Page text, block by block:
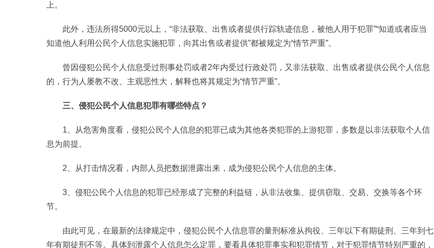
上。
此外，违法所得5000元以上，“非法获取、出售或者提供行踪轨迹信息，被他人用于犯罪”“知道或者应当
知道他人利用公民个人信息实施犯罪，向其出售或者提供”都被规定为“情节严重”。
曾因侵犯公民个人信息受过刑事处罚或者2年内受过行政处罚，又非法获取、出售或者提供公民个人信息
的，行为人屡教不改、主观恶性大，解释也将其规定为“情节严重”。
三、侵犯公民个人信息犯罪有哪些特点？
1、从危害角度看，侵犯公民个人信息的犯罪已成为其他各类犯罪的上游犯罪，多数是以非法获取个人信
息为前提。
2、从打击情况看，内部人员把数据泄露出来，成为侵犯公民个人信息的主体。
3、侵犯公民个人信息的犯罪已经形成了完整的利益链，从非法收集、提供窃取、交易、交换等各个环
节。
由此可见，在最新的法律规定中，侵犯公民个人信息罪的量刑标准从拘役、三年以下有期徒刑、三年到七
年有期徒刑不等。具体到泄露个人信息怎么定罪，要看具体犯罪事实和犯罪情节，对于犯罪情节特别严重的，